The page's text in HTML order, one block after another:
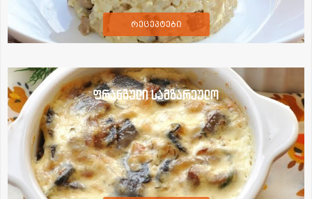
რეცეპტები
ფრანგული სამზარეულო